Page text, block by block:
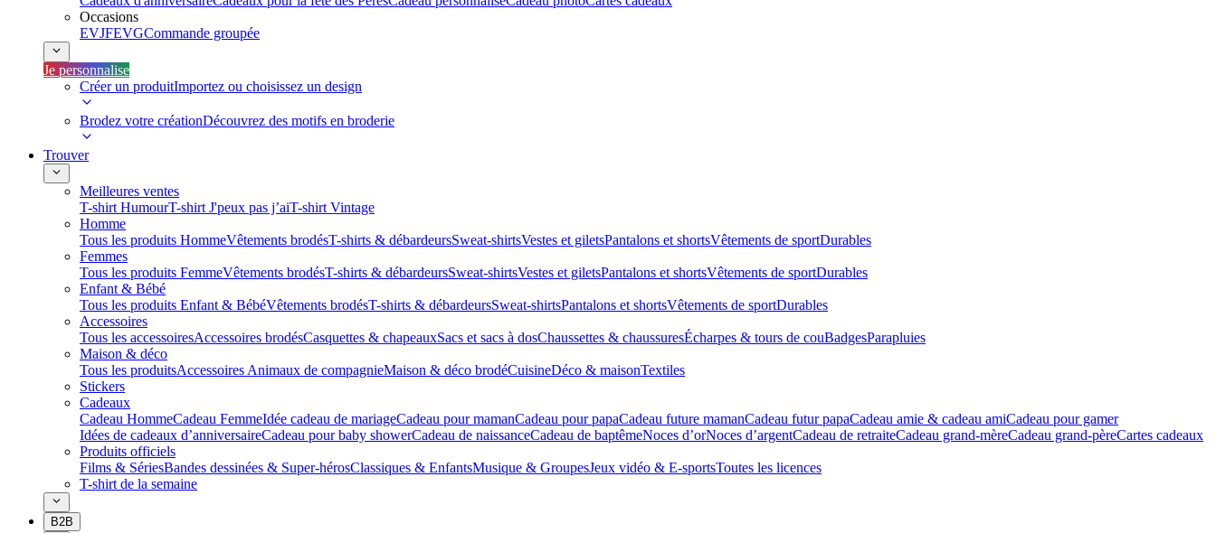
Occasions
EVJFEVGCommande groupée
Je personnalise
Créer un produitImportez ou choisissez un design
Brodez votre créationDécouvrez des motifs en broderie
Trouver
Meilleures ventes
T-shirt HumourT-shirt J'peux pas j’aiT-shirt Vintage
Homme
Tous les produits HommeVêtements brodésT-shirts & débardeursSweat-shirtsVestes et giletsPantalons et shortsVêtements de sportDurables
Femmes
Tous les produits FemmeVêtements brodésT-shirts & débardeursSweat-shirtsVestes et giletsPantalons et shortsVêtements de sportDurables
Enfant & Bébé
Tous les produits Enfant & BébéVêtements brodésT-shirts & débardeursSweat-shirtsPantalons et shortsVêtements de sportDurables
Accessoires
Tous les accessoiresAccessoires brodésCasquettes & chapeauxSacs et sacs à dosChaussettes & chaussuresÉcharpes & tours de couBadgesParapluies
Maison & déco
Tous les produitsAccessoires Animaux de compagnieMaison & déco brodéCuisineDéco & maisonTextiles
Stickers
Cadeaux
Cadeau HommeCadeau FemmeIdée cadeau de mariage​Cadeau pour mamanCadeau pour papaCadeau future mamanCadeau futur papaCadeau amie & cadeau amiCadeau pour gamer
Idées de cadeaux d’anniversaireCadeau pour baby showerCadeau de naissanceCadeau de baptêmeNoces d’orNoces d’argentCadeau de retraiteCadeau grand-mèreCadeau grand-pèreCartes cadeaux
Produits officiels
Films & SériesBandes dessinées & Super-hérosClassiques & EnfantsMusique & GroupesJeux vidéo & E-sportsToutes les licences
T-shirt de la semaine
B2B